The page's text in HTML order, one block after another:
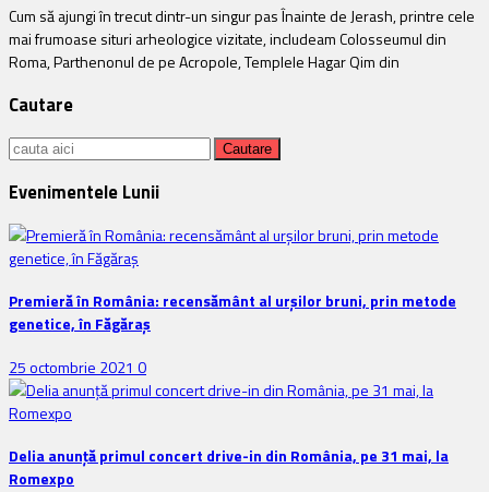
Cum să ajungi în trecut dintr-un singur pas Înainte de Jerash, printre cele
mai frumoase situri arheologice vizitate, includeam Colosseumul din
Roma, Parthenonul de pe Acropole, Templele Hagar Qim din
Cautare
Cauta:
Evenimentele Lunii
Premieră în România: recensământ al urșilor bruni, prin metode
genetice, în Făgăraș
25 octombrie 2021 0
Delia anunţă primul concert drive-in din România, pe 31 mai, la
Romexpo